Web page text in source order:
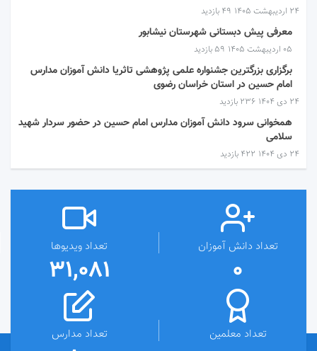
۲۴ اردیبهشت ۱۴۰۵ 49 بازدید
معرفی پیش دبستانی شهرستان نیشابور
۰۵ اردیبهشت ۱۴۰۵ 59 بازدید
برگزاری بزرگترین جشنواره علمی پژوهشی تاثریا دانش آموزان مدارس
امام حسین در استان خراسان رضوی
۲۴ دی ۱۴۰۴ 236 بازدید
همخوانی سرود دانش آموزان مدارس امام حسین در حضور سردار شهید
سلامی
۲۴ دی ۱۴۰۴ 422 بازدید
تعداد دانش آموزان
0
تعداد ویدیوها
31,081
تعداد معلمین تعداد مدارس